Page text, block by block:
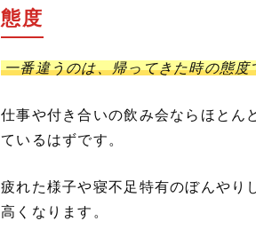
態度
一番違うのは、帰ってきた時の態度
仕事や付き合いの飲み会ならほとん
ているはずです。
疲れた様子や寝不足特有のぼんやり
高くなります。